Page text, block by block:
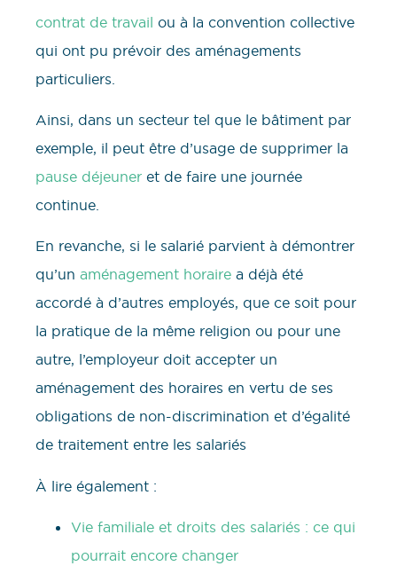
contrat de travail ou à la convention collective
qui ont pu prévoir des aménagements
particuliers.
Ainsi, dans un secteur tel que le bâtiment par
exemple, il peut être d’usage de supprimer la
pause déjeuner et de faire une journée
continue.
En revanche, si le salarié parvient à démontrer
qu’un aménagement horaire a déjà été
accordé à d’autres employés, que ce soit pour
la pratique de la même religion ou pour une
autre, l’employeur doit accepter un
aménagement des horaires en vertu de ses
obligations de non-discrimination et d’égalité
de traitement entre les salariés
À lire également :
Vie familiale et droits des salariés : ce qui
pourrait encore changer